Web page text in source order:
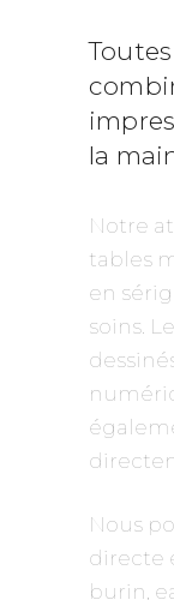
la
Notre
tables
en
soins.
Nous
directe
burin,